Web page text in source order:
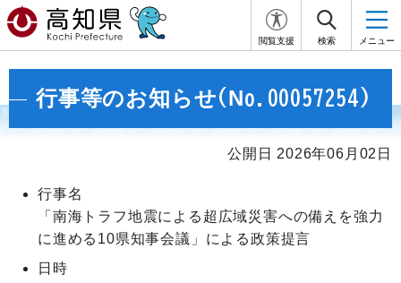
閲覧支援 検索 メニュー
行事等のお知らせ(No.00057254)
公開日 2026年06月02日
行事名
「南海トラフ地震による超広域災害への備えを強力
に進める10県知事会議」による政策提言
日時